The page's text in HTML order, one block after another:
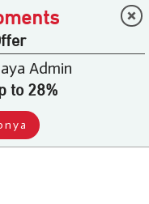
Admin
to 28%